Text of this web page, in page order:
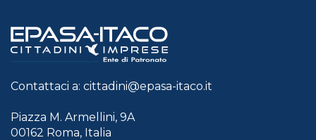
Contattaci a: cittadini@epasa-itaco.it
Piazza M. Armellini, 9A
00162 Roma, Italia